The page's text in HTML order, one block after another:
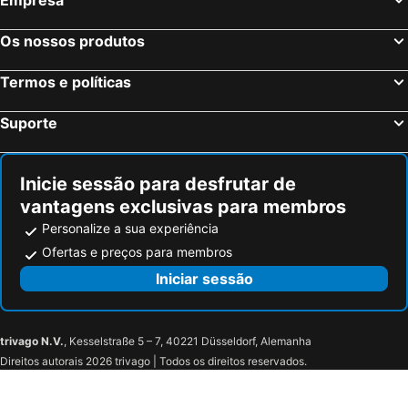
Monteleone Rocca Doria, bed and breakfasts
Padria, bed and breakfasts
Luras, bed and breakfasts
Chiaramonti, bed and breakfasts
Usini, bed and breakfasts
Torralba, bed and breakfasts
Giave, bed and breakfasts
Os nossos produtos
Termos e políticas
Suporte
Inicie sessão para desfrutar de
vantagens exclusivas para membros
Personalize a sua experiência
Ofertas e preços para membros
Iniciar sessão
trivago N.V., Kesselstraße 5 – 7, 40221 Düsseldorf, Alemanha
Direitos autorais 2026 trivago | Todos os direitos reservados.